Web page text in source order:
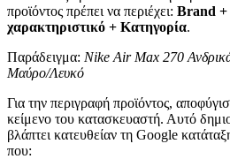
προϊόντος πρέπει να περιέχει: Brand +
χαρακτηριστικό + Κατηγορία.
Παράδειγμα: Nike Air Max 270
Μαύρο/Λευκό
Για την περιγραφή προϊόντος,
κείμενο του κατασκευαστή. Αυτό
βλάπτει κατευθείαν τη Google
που: